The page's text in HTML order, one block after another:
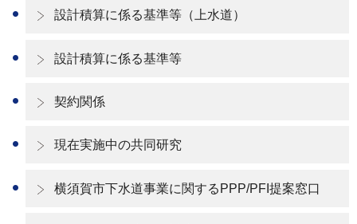
設計積算に係る基準等（上水道）
設計積算に係る基準等
契約関係
現在実施中の共同研究
横須賀市下水道事業に関するPPP/PFI提案窓口